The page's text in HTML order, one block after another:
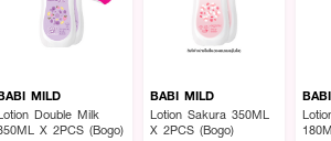
ามเส้นผม และลำตัว แล้วล้างออกด้วยน้ำสะอาด
ยนแปลงได้ เนื่องจากเป็นสารทำความสะอาดจากพืช
MILD
Double Milk
X 2PCS (Bogo)
BABI MILD
Lotion Sakura 350ML
X 2PCS (Bogo)